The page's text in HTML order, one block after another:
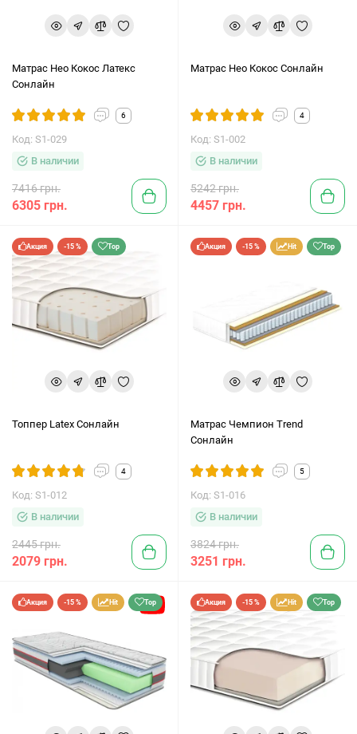
Матрас Нео Кокос Латекс
Сонлайн
6
Код: S1-029
В наличии
7416 грн.
6305 грн.
Матрас Нео Кокос Сонлайн
4
Код: S1-002
В наличии
5242 грн.
4457 грн.
Акция -15 % Top
Топпер Latex Сонлайн
4
Код: S1-012
В наличии
2445 грн.
2079 грн.
Акция -15 % Hit Top
Матрас Чемпион Trend
Сонлайн
5
Код: S1-016
В наличии
3824 грн.
3251 грн.
Акция -15 % Hit Top Акция -15 % Hit Top